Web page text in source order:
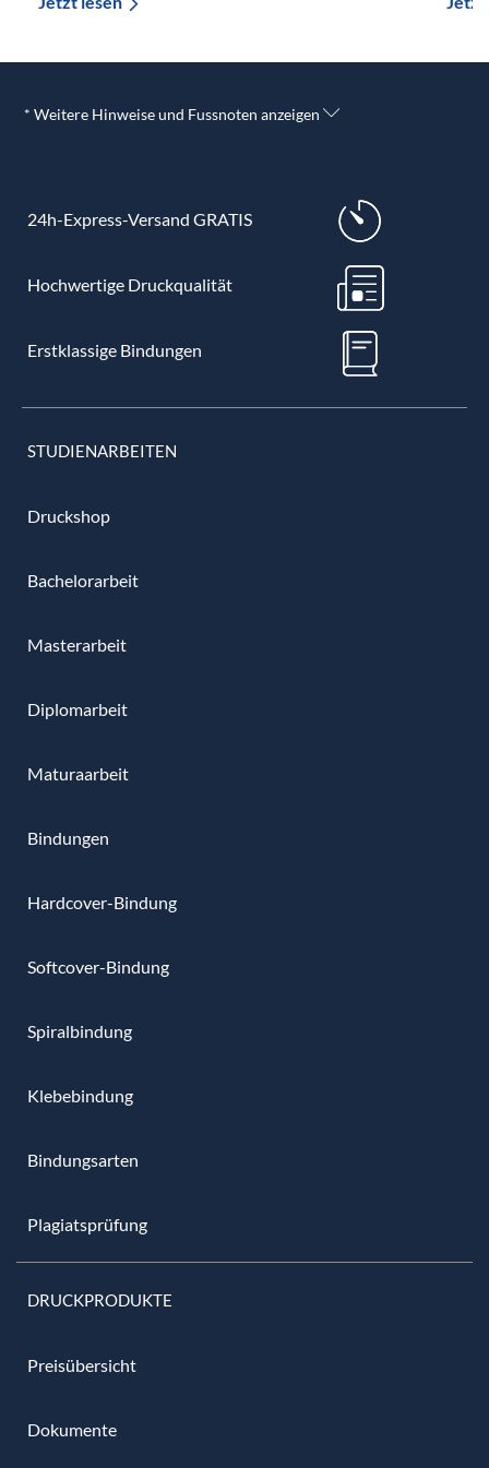
* Weitere Hinweise und Fussnoten anzeigen
24h-Express-Versand GRATIS
Hochwertige Druckqualität
Erstklassige Bindungen
STUDIENARBEITEN
Druckshop
Bachelorarbeit
Masterarbeit
Diplomarbeit
Maturaarbeit
Bindungen
Hardcover-Bindung
Softcover-Bindung
Spiralbindung
Klebebindung
Bindungsarten
Plagiatsprüfung
DRUCKPRODUKTE
Preisübersicht
Dokumente